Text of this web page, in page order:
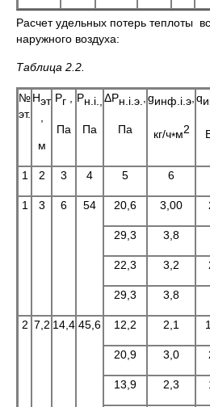
Расчет удельных потерь теплоты
наружного воздуха:
Таблица 2.2.
№
эт.
Нэт
,
м
Pг ,
Па
Pн.i.,
Па
ΔPн.i.э.,
Па
gинф.i.э,
кг/ч*м2
q
1 2 3 4 5 6
1 3 6 54 20,6 3,00
29,3 3,8
22,3 3,2
29,3 3,8
2 7,2 14,4 45,6 12,2 2,1
20,9 3,0
13,9 2,3